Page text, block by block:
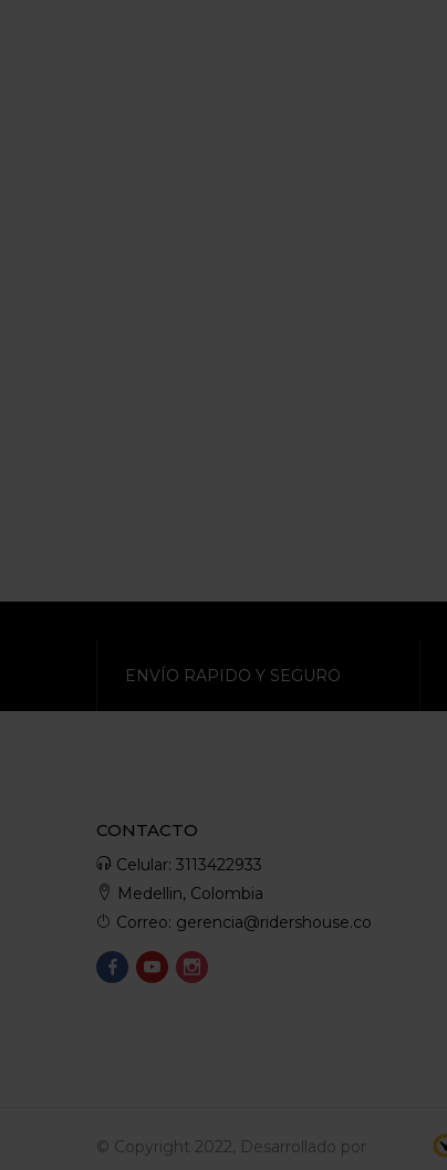
ENVÍO RAPIDO Y SEGURO
CONTACTO
Celular: 3113422933
Medellin, Colombia
Correo: gerencia@ridershouse.co
© Copyright 2022, Desarrollado por